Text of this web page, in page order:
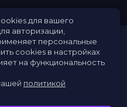
для вашего
авторизации,
персональные
cookies в настройках
на функциональность
политикой